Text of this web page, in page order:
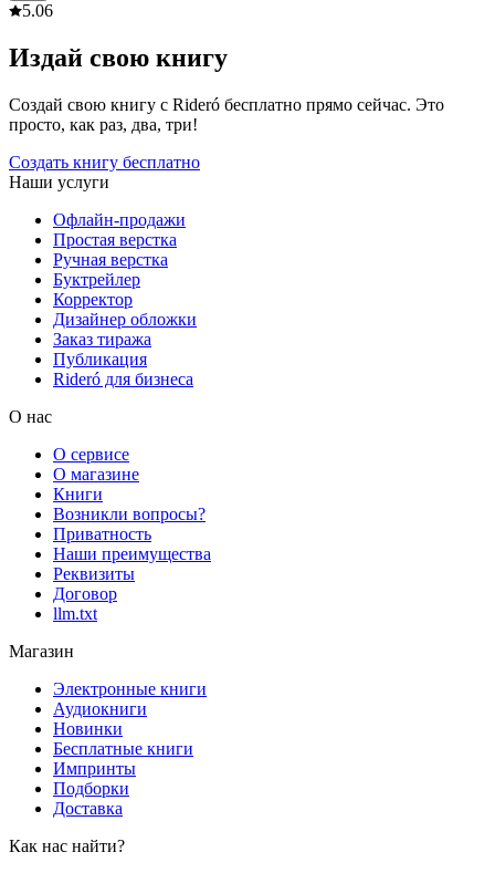
5.06
Издай свою книгу
Создай свою книгу с Rideró бесплатно прямо сейчас. Это
просто, как раз, два, три!
Создать книгу бесплатно
Наши услуги
Офлайн-продажи
Простая верстка
Ручная верстка
Буктрейлер
Корректор
Дизайнер обложки
Заказ тиража
Публикация
Rideró для бизнеса
О нас
О сервисе
О магазине
Книги
Возникли вопросы?
Приватность
Наши преимущества
Реквизиты
Договор
llm.txt
Магазин
Электронные книги
Аудиокниги
Новинки
Бесплатные книги
Импринты
Подборки
Доставка
Как нас найти?